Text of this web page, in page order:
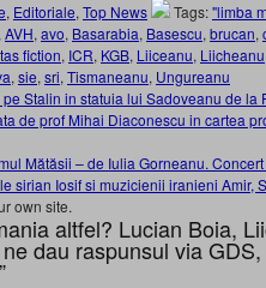
, Editoriale, Top News Tags:"limba
AVH, avo, Basarabia, Basescu, brucan,
fiction, ICR, KGB, Liiceanu, Liicheanu
, sie, sri, Tismaneanu, Ungureanu
Stalin in statuia lui Sadoveanu de
de prof Mihai Diaconescu in cartea
Mătăsii – de Iulia Gorneanu.
sirian Iosif si muzicienii iranieni Amir,
own site.
altfel? Lucian Boia,
dau raspunsul via